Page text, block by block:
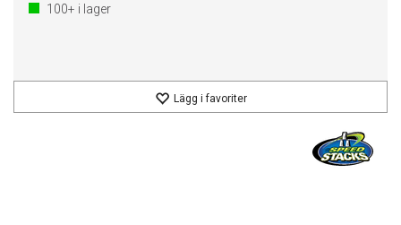
100+ i lager
Lägg i favoriter